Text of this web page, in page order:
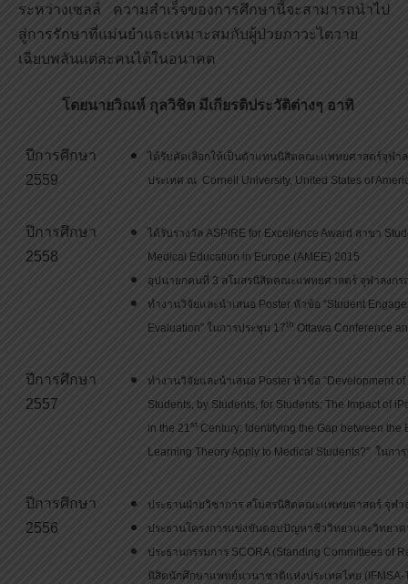
ระหว่างเซลล์ ความสำเร็จของการศึกษานี้จะสามารถนำไป
สู่การรักษาที่แม่นยำและเหมาะสมกับผู้ป่วยภาวะไตวาย
เฉียบพลันแต่ละคนได้ในอนาคต
โดยนายวิณห์ กุลวิชิต มีเกียรติประวัติต่างๆ อาทิ
ปีการศึกษา
2559
ได้รับคัดเลือกให้เป็นตัวแทนนิสิตคณะแพทยศาสตร์จุฬา
ประเทศ ณ Cornell University, United States of
ปีการศึกษา
2558
ได้รับรางวัล ASPIRE for Excellence Award สาขา
Medical Education in Europe (AMEE) 2015
อุปนายกคนที่ 3 สโมสรนิสิตคณะแพทยศาสตร์ จุฬาลงก
ทำงานวิจัยและนำเสนอ Poster หัวข้อ “Student
Evaluation” ในการประชุม 17th Ottawa Conference
ปีการศึกษา
2557
ทำงานวิจัยและนำเสนอ Poster หัวข้อ “Development
Students, by Students, for Students; The Impact of
in the 21 st Century: Identifying the Gap between
Learning Theory Apply to Medical Students?” ในก
ปีการศึกษา
2556
ประธานฝ่ายวิชาการ สโมสรนิสิตคณะแพทยศาสตร์ จุฬ
ประธานโครงการแข่งขันตอบปัญหาชีววิทยาและวิทยา
ประธานกรรมการ SCORA (Standing Committees of
นิสิตนักศึกษาแพทย์นานาชาติแห่งประเทศไทย (IFMSA-